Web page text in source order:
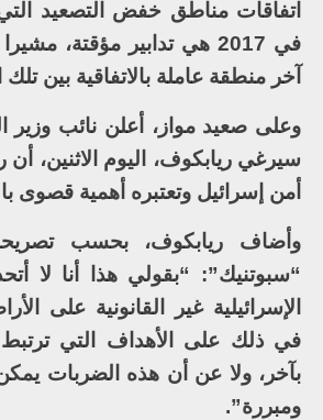
اتفاقات مناطق خفض التصعيد التي
في 2017 هي تدابير مؤقتة،
آخر منطقة عاملة بالاتفاقية بين
وعلى صعيد مواز، أعلن نائب وزير
سيرغي ريابكوف، اليوم الاثنين،
أمن إسرائيل وتعتبره أهمية قصوى
وأضاف ريابكوف، بحسب
“سبوتنيك”: “بقولي هذا أنا لا
الإسرائيلية غير القانونية على
في ذلك على الأهداف التي
بآخر، ولا عن أن هذه الضربات
ومبررة”.